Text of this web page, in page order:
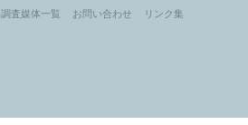
調査媒体一覧 お問い合わせ リンク集